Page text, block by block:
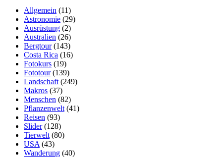
Allgemein (11)
Astronomie (29)
Ausrüstung (2)
Australien (26)
Bergtour(143)
Costa Rica (16)
Fotokurs (19)
Fototour(139)
Landschaft (249)
Makros (37)
Menschen (82)
Pflanzenwelt (41)
Reisen (93)
Slider(128)
Tierwelt (80)
USA (43)
Wanderung (40)